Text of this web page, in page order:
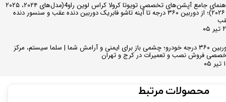
راهنمای جامع آپشن‌های تخصصی تویوتا کرولا کراس لوین راو4(مدل‌های ۲۰۲۴، ۲۰۲۵
و ۲۰۲۶)؛ از دوربین ۳۶۰ درجه تا آینه تاشو فابریک دوربین دنده عقب و سنسور دنده
دوربین ۳۶۰ درجه خودرو؛ چشمی باز برای ایمنی و آرامش شما | سلما سیستم، مرکز
فروش نصب و تعمیرات در کرج و تهران
محصولات مرتبط